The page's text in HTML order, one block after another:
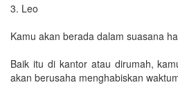
3. Leo
Kamu akan berada dalam suasana
Baik itu di kantor atau dirumah,
akan berusaha menghabiskan